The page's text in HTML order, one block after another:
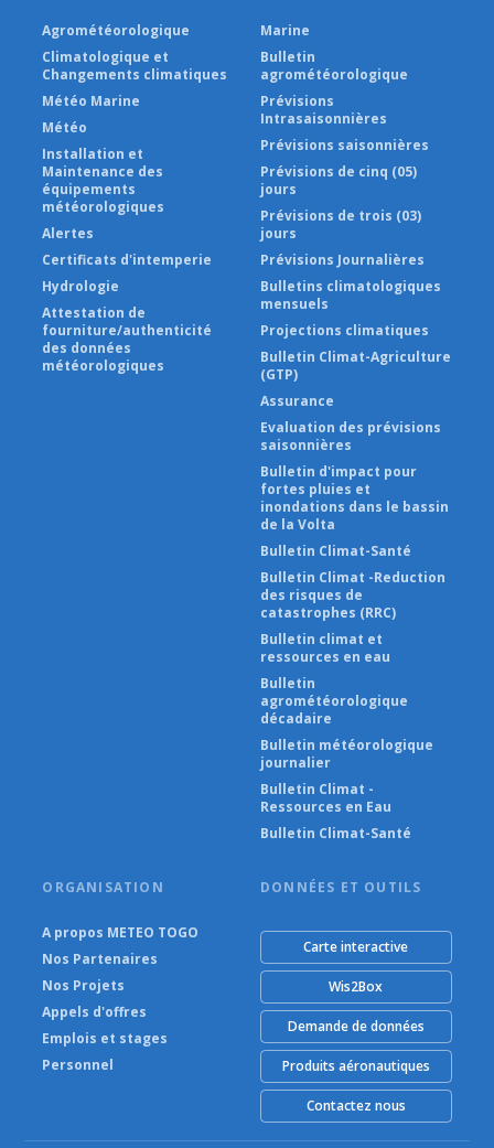
Agrométéorologique
Climatologique et
Changements climatiques
Météo Marine
Météo
Installation et
Maintenance des
équipements
météorologiques
Alertes
Certificats d'intemperie
Hydrologie
Attestation de
fourniture/authenticité
des données
météorologiques
Marine
Bulletin
agrométéorologique
Prévisions
Intrasaisonnières
Prévisions saisonnières
Prévisions de cinq (05)
jours
Prévisions de trois (03)
jours
Prévisions Journalières
Bulletins climatologiques
mensuels
Projections climatiques
Bulletin Climat-Agriculture
(GTP)
Assurance
Evaluation des prévisions
saisonnières
Bulletin d'impact pour
fortes pluies et
inondations dans le bassin
de la Volta
Bulletin Climat-Santé
Bulletin Climat -Reduction
des risques de
catastrophes (RRC)
Bulletin climat et
ressources en eau
Bulletin
agrométéorologique
décadaire
Bulletin météorologique
journalier
Bulletin Climat -
Ressources en Eau
Bulletin Climat-Santé
ORGANISATION
A propos METEO TOGO
Nos Partenaires
Nos Projets
Appels d'offres
Emplois et stages
Personnel
DONNÉES ET OUTILS
Carte interactive
Wis2Box
Demande de données
Produits aéronautiques
Contactez nous